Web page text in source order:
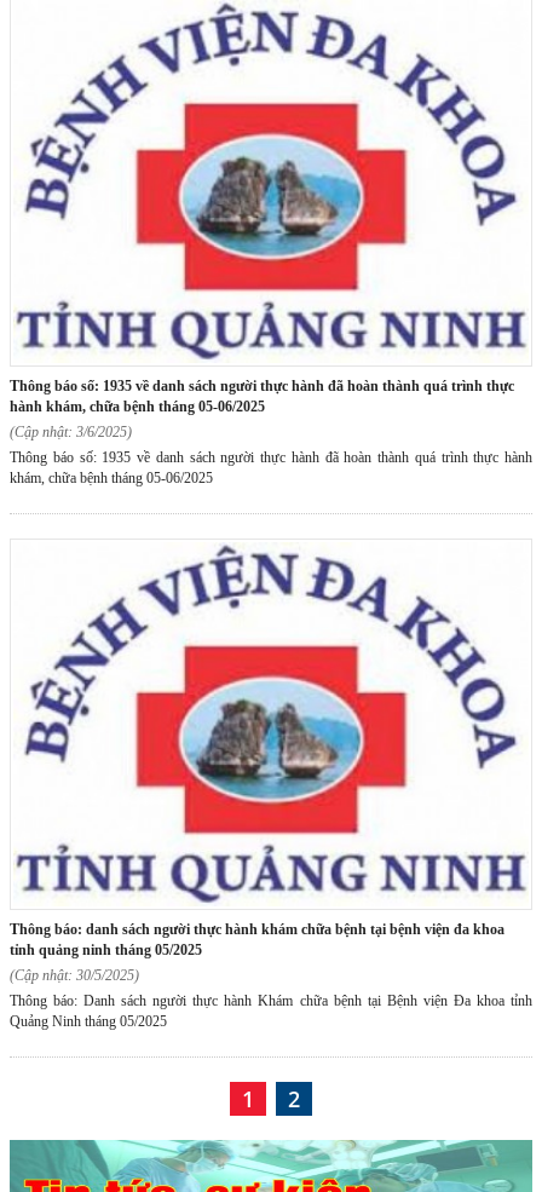
thông báo số: 1935 về danh sách người thực hành đã hoàn thành quá trình thực
hành khám, chữa bệnh tháng 05-06/2025
(Cập nhật: 3/6/2025)
Thông báo số: 1935 về danh sách người thực hành đã hoàn thành quá trình thực hành
khám, chữa bệnh tháng 05-06/2025
thông báo: danh sách người thực hành khám chữa bệnh tại bệnh viện đa khoa
tỉnh quảng ninh tháng 05/2025
(Cập nhật: 30/5/2025)
Thông báo: Danh sách người thực hành Khám chữa bệnh tại Bệnh viện Đa khoa tỉnh
Quảng Ninh tháng 05/2025
1 2